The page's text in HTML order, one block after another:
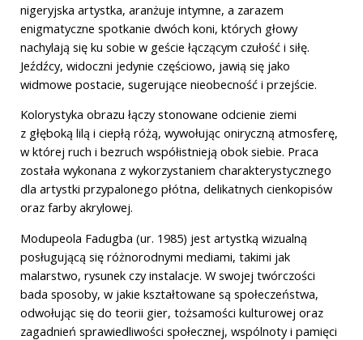
nigeryjska artystka, aranżuje intymne, a zarazem
enigmatyczne spotkanie dwóch koni, których głowy
nachylają się ku sobie w geście łączącym czułość i siłę.
Jeźdźcy, widoczni jedynie częściowo, jawią się jako
widmowe postacie, sugerujące nieobecność i przejście.
Kolorystyka obrazu łączy stonowane odcienie ziemi
z głęboką lilą i ciepłą różą, wywołując oniryczną atmosferę,
w której ruch i bezruch współistnieją obok siebie. Praca
została wykonana z wykorzystaniem charakterystycznego
dla artystki przypalonego płótna, delikatnych cienkopisów
oraz farby akrylowej.
Modupeola Fadugba (ur. 1985) jest artystką wizualną
posługującą się różnorodnymi mediami, takimi jak
malarstwo, rysunek czy instalacje. W swojej twórczości
bada sposoby, w jakie kształtowane są społeczeństwa,
odwołując się do teorii gier, tożsamości kulturowej oraz
zagadnień sprawiedliwości społecznej, wspólnoty i pamięci